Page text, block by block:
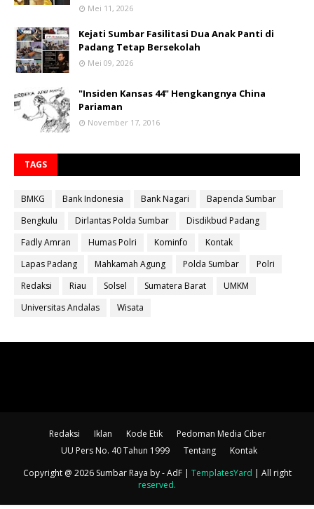
Mei 11, 2026
Kejati Sumbar Fasilitasi Dua Anak Panti di
Padang Tetap Bersekolah
Mei 09, 2026
"Insiden Kansas 44" Hengkangnya China
Pariaman
November 17, 2016
TAGS
BMKG Bank Indonesia Bank Nagari
Bapenda Sumbar
Bengkulu
Dirlantas Polda Sumbar
Disdikbud Padang
Fadly Amran
Humas Polri Kominfo
Kontak
Lapas Padang
Mahkamah Agung Polda Sumbar
Polri
Redaksi
Riau Solsel Sumatera Barat
UMKM
Universitas Andalas
Wisata
Redaksi Iklan Kode Etik
Pedoman Media Ciber
UU Pers No. 40 Tahun 1999
Tentang
Kontak
Copyright @ 2026 Sumbar Raya by - AdF | TemplatesYard | All right
reserved.